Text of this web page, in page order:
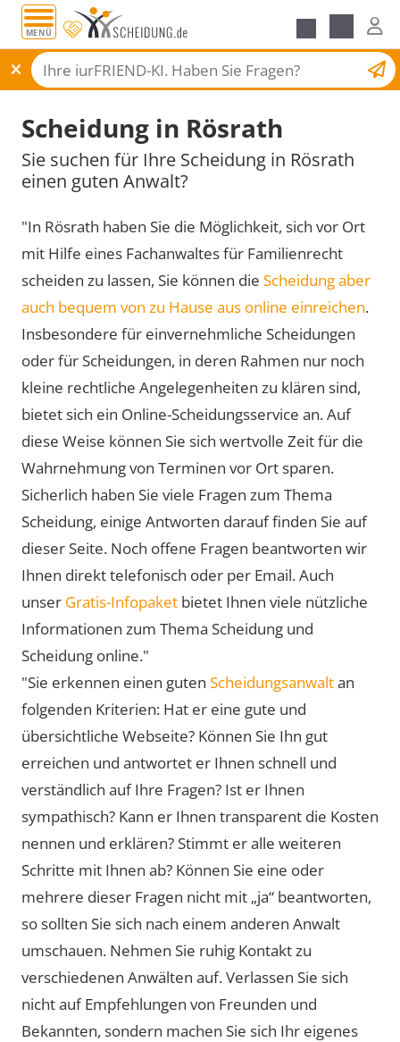
MENÜ
Scheidungsantrag
Scheidung in Rösrath
Sie suchen für Ihre Scheidung in Rösrath
einen guten Anwalt?
"In Rösrath haben Sie die Möglichkeit, sich vor Ort
mit Hilfe eines Fachanwaltes für Familienrecht
scheiden zu lassen, Sie können die Scheidung aber
auch bequem von zu Hause aus online einreichen.
Insbesondere für einvernehmliche Scheidungen
oder für Scheidungen, in deren Rahmen nur noch
kleine rechtliche Angelegenheiten zu klären sind,
bietet sich ein Online-Scheidungsservice an. Auf
diese Weise können Sie sich wertvolle Zeit für die
Wahrnehmung von Terminen vor Ort sparen.
Sicherlich haben Sie viele Fragen zum Thema
Scheidung, einige Antworten darauf finden Sie auf
dieser Seite. Noch offene Fragen beantworten wir
Ihnen direkt telefonisch oder per Email. Auch
unser Gratis-Infopaket bietet Ihnen viele nützliche
Informationen zum Thema Scheidung und
Scheidung online."
"Sie erkennen einen guten Scheidungsanwaltan
folgenden Kriterien: Hat er eine gute und
übersichtliche Webseite? Können Sie Ihn gut
erreichen und antwortet er Ihnen schnell und
verständlich auf Ihre Fragen? Ist er Ihnen
sympathisch? Kann er Ihnen transparent die Kosten
nennen und erklären? Stimmt er alle weiteren
Schritte mit Ihnen ab? Können Sie eine oder
mehrere dieser Fragen nicht mit „ja“ beantworten,
so sollten Sie sich nach einem anderen Anwalt
umschauen. Nehmen Sie ruhig Kontakt zu
verschiedenen Anwälten auf. Verlassen Sie sich
nicht auf Empfehlungen von Freunden und
Bekannten, sondern machen Sie sich Ihr eigenes